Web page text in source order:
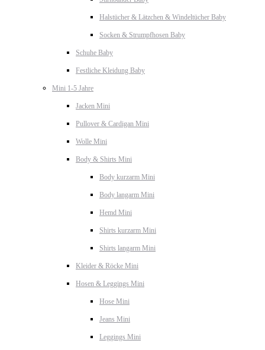
Halstücher & Lätzchen & Windeltücher Baby
Socken & Strumpfhosen Baby
Schuhe Baby
Festliche Kleidung Baby
Mini 1-5 Jahre
Jacken Mini
Pullover & Cardigan Mini
Wolle Mini
Body & Shirts Mini
Body kurzarm Mini
Body langarm Mini
Hemd Mini
Shirts kurzarm Mini
Shirts langarm Mini
Kleider & Röcke Mini
Hosen & Leggings Mini
Hose Mini
Jeans Mini
Leggings Mini